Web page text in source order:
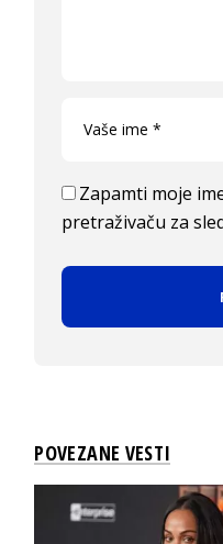
Zapamti moje
pretraživaču za
POVEZANE VESTI